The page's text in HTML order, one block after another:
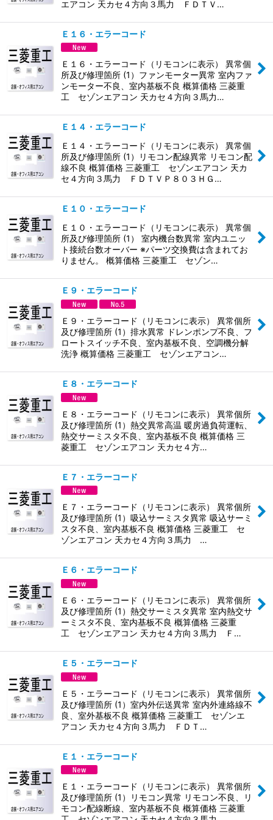
エアコン 天カセ４方向３馬力 ＦＤＴＶ…
Ｅ１６・エラーコード
Ｅ１６・エラーコード（リモコンに表示） 異常個
所及び修理箇所 (1）ファンモーター異常 室内ファ
ンモーター不良、室内基板不良 概算価格 三菱重
工 セゾンエアコン 天カセ４方向３馬力…
Ｅ１４・エラーコード
Ｅ１４・エラーコード（リモコンに表示） 異常個
所及び修理箇所 (1）リモコン配線異常 リモコン配
線不良 概算価格 三菱重工 セゾンエアコン 天カ
セ４方向３馬力 ＦＤＴＶＰ８０３ＨＧ…
Ｅ１０・エラーコード
Ｅ１０・エラーコード（リモコンに表示） 異常個
所及び修理箇所 (1） 室内機台数異常 室内ユニッ
ト接続台数オーバー ※パーツ交換費は含まれてお
りません。 概算価格 三菱重工 セゾン…
Ｅ９・エラーコード
Ｅ９・エラーコード（リモコンに表示） 異常個所
及び修理箇所 (1）排水異常 ドレンポンプ不良、フ
ロートスイッチ不良、室内基板不良、空調機分解
洗浄 概算価格 三菱重工 セゾンエアコン…
Ｅ８・エラーコード
Ｅ８・エラーコード（リモコンに表示） 異常個所
及び修理箇所 (1）熱交異常高温 暖房過負荷運転、
熱交サーミスタ不良、室内基板不良 概算価格 三
菱重工 セゾンエアコン 天カセ４方…
Ｅ７・エラーコード
Ｅ７・エラーコード（リモコンに表示） 異常個所
及び修理箇所 (1）吸込サーミスタ異常 吸込サーミ
スタ不良、室内基板不良 概算価格 三菱重工 セ
ゾンエアコン 天カセ４方向３馬力 …
Ｅ６・エラーコード
Ｅ６・エラーコード（リモコンに表示） 異常個所
及び修理箇所 (1）熱交サーミスタ異常 室内熱交サ
ーミスタ不良、室内基板不良 概算価格 三菱重
工 セゾンエアコン 天カセ４方向３馬力 Ｆ…
Ｅ５・エラーコード
Ｅ５・エラーコード（リモコンに表示） 異常個所
及び修理箇所 (1）室内外伝送異常 室内外連絡線不
良、室外基板不良 概算価格 三菱重工 セゾンエ
アコン 天カセ４方向３馬力 ＦＤＴ…
Ｅ１・エラーコード
Ｅ１・エラーコード（リモコンに表示） 異常個所
及び修理箇所 (1）リモコン異常 リモコン不良、リ
モコン配線断線、室内基板不良 概算価格 三菱重